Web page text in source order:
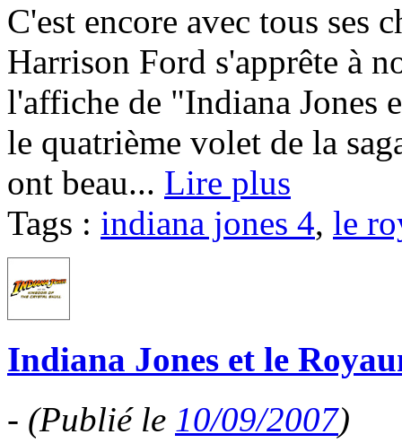
C'est encore avec tous ses
Harrison Ford s'apprête à
l'affiche de "Indiana Jones
le quatrième volet de la
ont beau... Lire plus
Tags : indiana jones 4, le
Indiana Jones et le
- (Publié le 10/09/2007)